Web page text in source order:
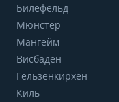
Билефельд
Мюнстер
Мангейм
Висбаден
Гельзенкирхен
Киль